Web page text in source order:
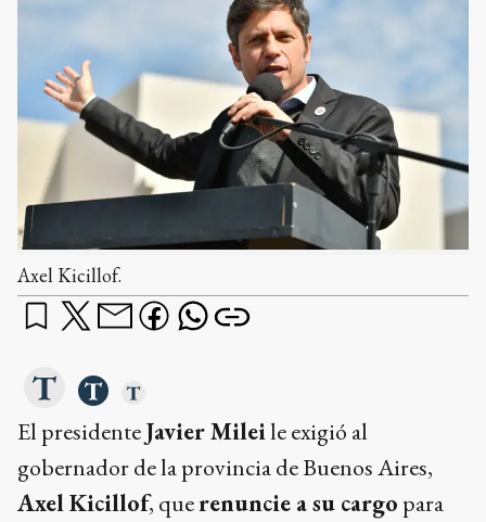
Axel Kicillof.
El presidenteJavier Mileile exigió al
gobernador de la provincia de Buenos Aires,
Axel Kicillof, querenuncie a su cargo para